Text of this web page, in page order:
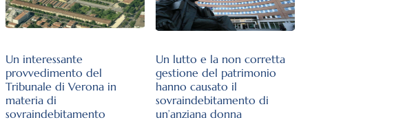
Un interessante
provvedimento del
Tribunale di Verona in
materia di
sovraindebitamento
Un lutto e la non corretta
gestione del patrimonio
hanno causato il
sovraindebitamento di
un’anziana donna